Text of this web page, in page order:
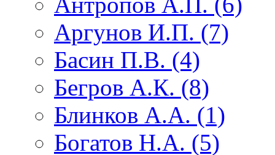
Аргунов И.П. (7)
Басин П.В. (4)
Бегров А.К. (8)
Блинков А.А. (1)
Богатов Н.А. (5)